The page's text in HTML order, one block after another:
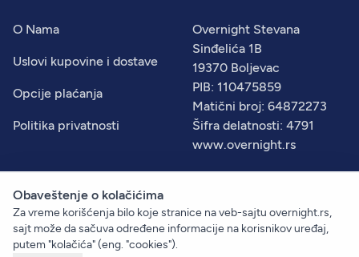
O Nama
Uslovi kupovine i dostave
Opcije plaćanja
Politika privatnosti
Overnight Stevana
Sinđelića 1B
19370 Boljevac
PIB: 110475859
Matični broj: 64872273
Šifra delatnosti: 4791
www.overnight.rs
© 2026Overnight. Sva prava zadržana.
Created by:Dejan Vukelić
Obaveštenje o kolačićima
Za vreme korišćenja bilo koje stranice na veb-sajtu overnight.rs,
sajt može da sačuva određene informacije na korisnikov uređaj,
putem "kolačića" (eng. "cookies").